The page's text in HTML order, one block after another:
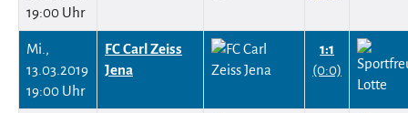
19:00 Uhr
Mi.,
13.03.2019
19:00 Uhr
FC Carl Zeiss
Jena
1:1
(0:0)